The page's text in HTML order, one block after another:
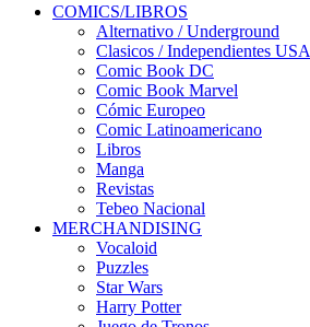
COMICS/LIBROS
Alternativo / Underground
Clasicos / Independientes USA
Comic Book DC
Comic Book Marvel
Cómic Europeo
Comic Latinoamericano
Libros
Manga
Revistas
Tebeo Nacional
MERCHANDISING
Vocaloid
Puzzles
Star Wars
Harry Potter